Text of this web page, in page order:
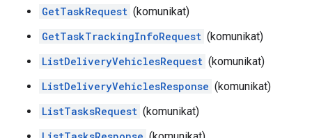
GetTaskRequest (komunikat)
GetTaskTrackingInfoRequest (komunikat)
ListDeliveryVehiclesRequest (komunikat)
ListDeliveryVehiclesResponse (komunikat)
ListTasksRequest (komunikat)